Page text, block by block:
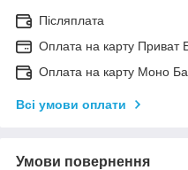
Післяплата
Оплата на карту Приват
Оплата на карту Моно
Всі умови оплати
Умови повернення